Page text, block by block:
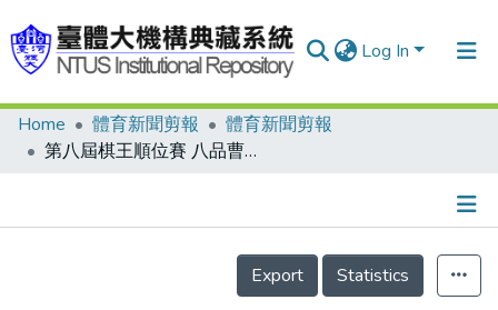
Log In
Communities & Collections
Home 體育新聞剪報
體育新聞剪報
第八屆棋王順位賽 八品曹澤霖vs五品周咸亨 第17局第5譜122至200手 保險的路徑/業餘圍棋十傑賽陳明進獲首傑 新聞杯第二、三名尚難定奪/圍棋天下 日本圍棋名人賽又是木谷門兄弟相爭 新體育杯圍棋賽打開學生棋運契機 業餘十傑賽啦啦隊功不可沒/象棋擂台主 險勝衛擂成功 吳貴臨昨一勝五和連七霸
Details
Export
Statistics